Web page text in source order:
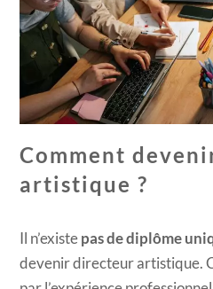
Comment
artistique ?
Il n’existe pas de diplôme
devenir directeur artistique.